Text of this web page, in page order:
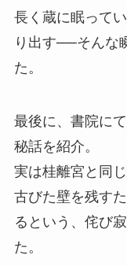
長く蔵に眠って
り出す──そんな
た。
最後に、書院に
秘話を紹介。
実は桂離宮と同
古びた壁を残す
るという、侘び
た。